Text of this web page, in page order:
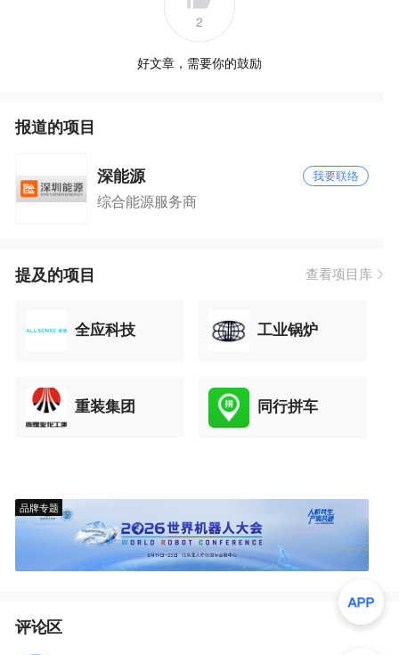
2
好文章，需要你的鼓励
报道的项目
深能源 我要联络
综合能源服务商
提及的项目 查看项目库
全应科技 工业锅炉
重装集团 同行拼车
品牌专题
评论区